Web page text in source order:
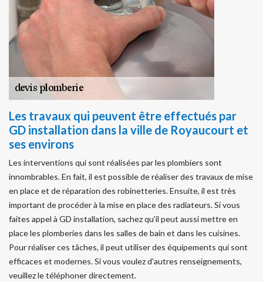
Les travaux qui peuvent être effectués par
GD installation dans la ville de Royaucourt et
ses environs
Les interventions qui sont réalisées par les plombiers sont
innombrables. En fait, il est possible de réaliser des travaux de mise
en place et de réparation des robinetteries. Ensuite, il est très
important de procéder à la mise en place des radiateurs. Si vous
faites appel à GD installation, sachez qu'il peut aussi mettre en
place les plomberies dans les salles de bain et dans les cuisines.
Pour réaliser ces tâches, il peut utiliser des équipements qui sont
efficaces et modernes. Si vous voulez d'autres renseignements,
veuillez le téléphoner directement.